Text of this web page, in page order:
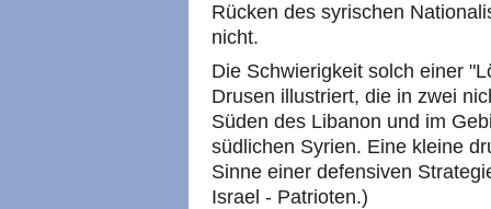
Rücken des syrischen
nicht.
Die Schwierigkeit solch einer
Drusen illustriert, die in zwei
Süden des Libanon und im
südlichen Syrien. Eine kleine
Sinne einer defensiven
Israel - Patrioten.)